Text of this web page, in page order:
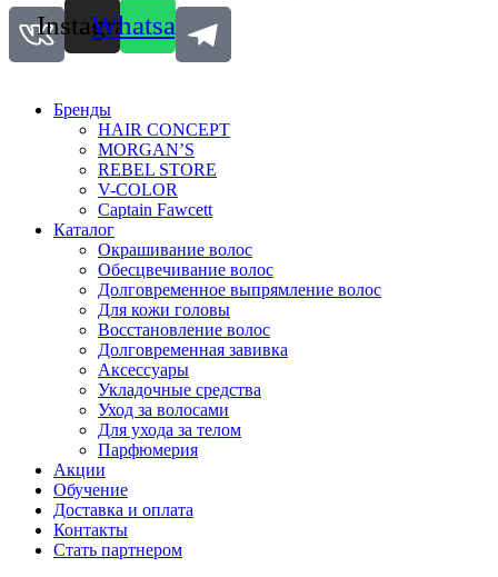
InstagramWhatsapp
Бренды
HAIR CONCEPT
MORGAN’S
REBEL STORE
V-COLOR
Captain Fawcett
Каталог
Окрашивание волос
Обесцвечивание волос
Долговременное выпрямление волос
Для кожи головы
Восстановление волос
Долговременная завивка
Аксессуары
Укладочные средства
Уход за волосами
Для ухода за телом
Парфюмерия
Акции
Обучение
Доставка и оплата
Контакты
Стать партнером